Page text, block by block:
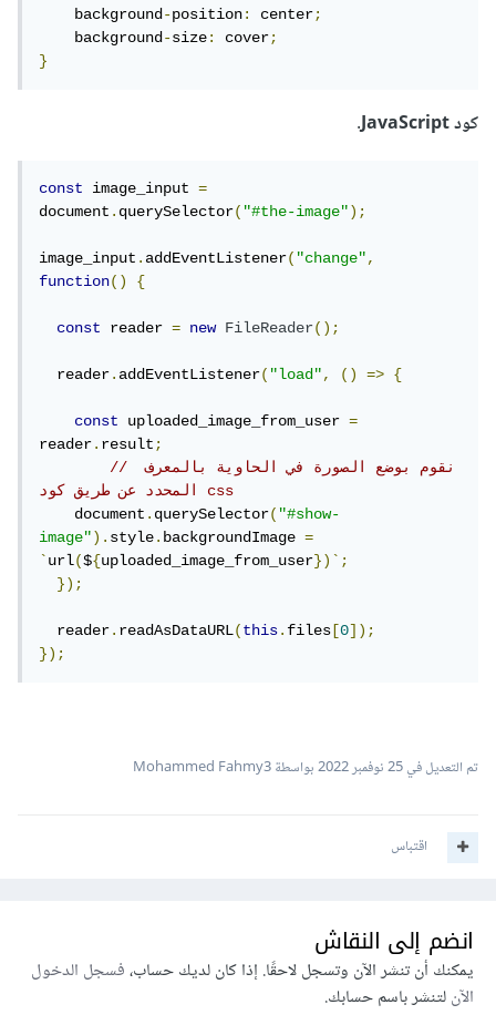
    background
-position: center;
    background
-size: cover;
}
كود JavaScript.
const image_input =
document.querySelector("#the-image");
image_input.addEventListener("change",
function() {
const reader = new FileReader();
  reader
.addEventListener("load", () => {
const uploaded_image_from_user =
reader.result;
// نقوم بوضع الصورة في الحاوية بالمعرف
المحدد عن طريق كود css
    document
.querySelector("#show-
image").style.backgroundImage =
`url(${uploaded_image_from_user})`;
});
  reader
.readAsDataURL(this.files [0]);
});
تم التعديل في25 نوفمبر 2022 بواسطة Mohammed Fahmy3
اقتباس
انضم إلى النقاش
يمكنك أن تنشر الآن وتسجل لاحقًا. إذا كان لديك حساب،فسجل الدخول
الآنلتنشر باسم حسابك.